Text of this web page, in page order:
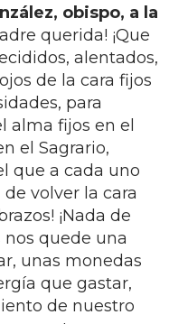
obispo, a la
querida! ¡Que
alentados,
de la cara fijos
para
alma fijos en el
el Sagrario,
que a cada uno
de volver la cara
¡Nada de
quede una
unas monedas
que gastar,
de nuestro